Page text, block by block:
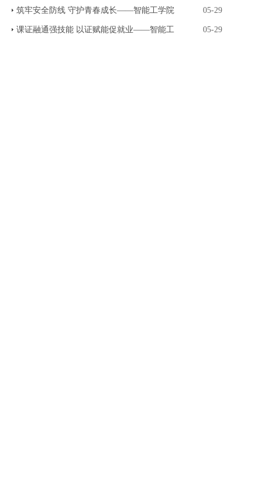
筑牢安全防线 守护青春成长——智能工学院 05-29
课证融通强技能 以证赋能促就业——智能工 05-29